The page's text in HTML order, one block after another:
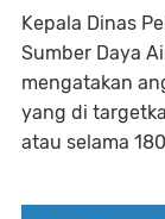
Kepala Dinas
Sumber Daya
mengatakan
yang di
atau selama